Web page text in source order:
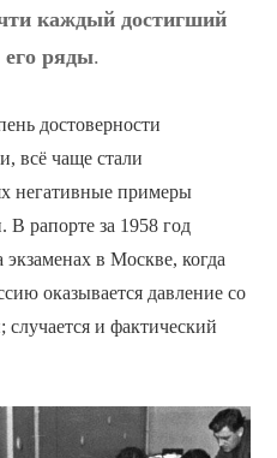
каждый достигший
его ряды.
достоверности
всё чаще стали
негативные примеры
В рапорте за 1958 год
в Москве, когда
оказывается давление со
и фактический